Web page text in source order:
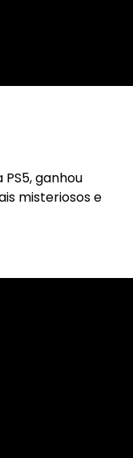
ganhou
misteriosos e